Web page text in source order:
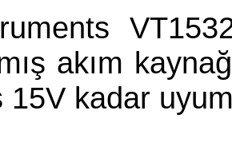
akım
15V kadar